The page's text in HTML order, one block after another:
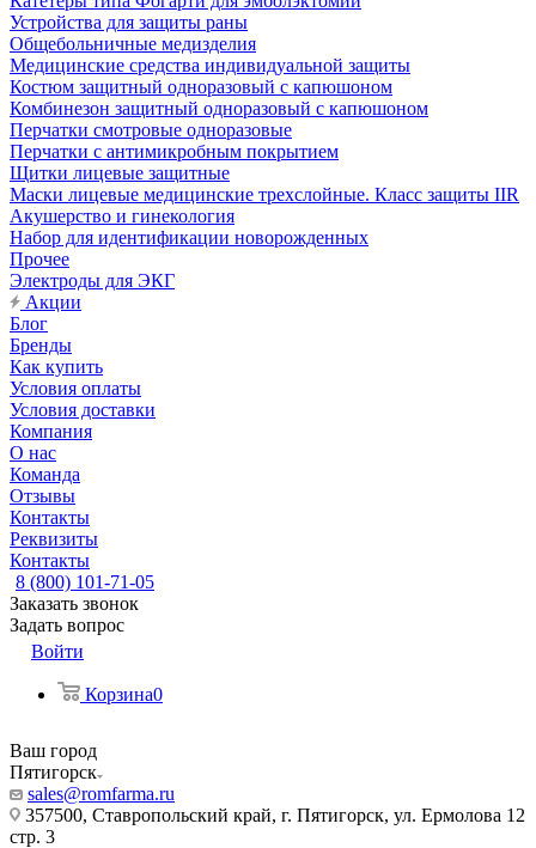
Устройства для защиты раны
Общебольничные медизделия
Медицинские средства индивидуальной защиты
Костюм защитный одноразовый с капюшоном
Комбинезон защитный одноразовый с капюшоном
Перчатки смотровые одноразовые
Перчатки с антимикробным покрытием
Щитки лицевые защитные
Маски лицевые медицинские трехслойные. Класс защиты IIR
Акушерство и гинекология
Набор для идентификации новорожденных
Прочее
Электроды для ЭКГ
Акции
Блог
Бренды
Как купить
Условия оплаты
Условия доставки
Компания
О нас
Команда
Отзывы
Контакты
Реквизиты
Контакты
8 (800) 101-71-05
Заказать звонок
Задать вопрос
Войти
Корзина0
Ваш город
Пятигорск
sales@romfarma.ru
357500, Ставропольский край, г. Пятигорск, ул. Ермолова 12
стр. 3